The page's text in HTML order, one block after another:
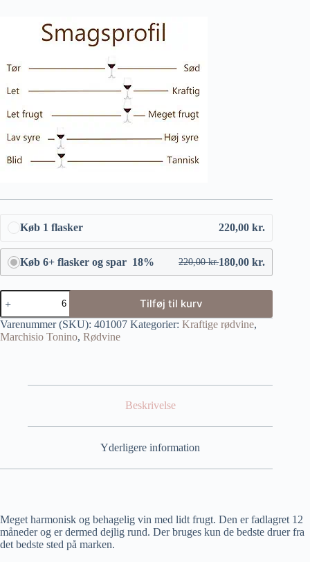
Køb 1 flasker 220,00kr.
Køb 6+ flasker og spar 18% 220,00kr.180,00kr.
Tilføj til kurv
Varenummer (SKU): 401007 Kategorier: Kraftige rødvine,
Marchisio Tonino, Rødvine
Beskrivelse
Yderligere information
Meget harmonisk og behagelig vin med lidt frugt. Den er fadlagret 12
måneder og er dermed dejlig rund. Der bruges kun de bedste druer fra
det bedste sted på marken.